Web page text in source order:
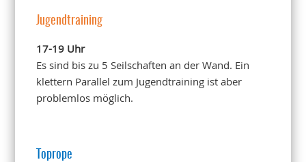
Jugendtraining
17-19 Uhr
Es sind bis zu 5 Seilschaften an der Wand. Ein
klettern Parallel zum Jugendtraining ist aber
problemlos möglich.
Toprope